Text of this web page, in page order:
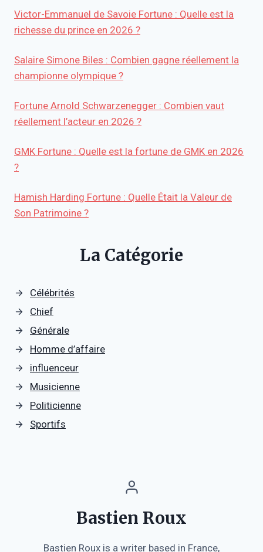
Victor-Emmanuel de Savoie Fortune : Quelle est la
richesse du prince en 2026 ?
Salaire Simone Biles : Combien gagne réellement la
championne olympique ?
Fortune Arnold Schwarzenegger : Combien vaut
réellement l’acteur en 2026 ?
GMK Fortune : Quelle est la fortune de GMK en 2026
?
Hamish Harding Fortune : Quelle Était la Valeur de
Son Patrimoine ?
La Catégorie
Célébrités
Chief
Générale
Homme d’affaire
influenceur
Musicienne
Politicienne
Sportifs
Bastien Roux
Bastien Roux is a writer based in France,